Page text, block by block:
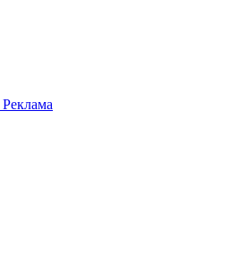
Реклама